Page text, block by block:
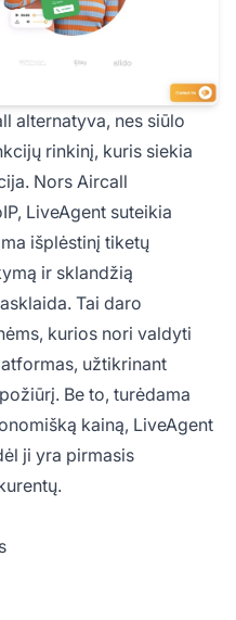
alternatyva, nes siūlo
rinkinį, kuris siekia
Nors Aircall
LiveAgent suteikia
išplėstinį tiketų
ir sklandžią
Tai daro
kurios nori valdyti
užtikrinant
Be to, turėdama
kainą, LiveAgent
ji yra pirmasis